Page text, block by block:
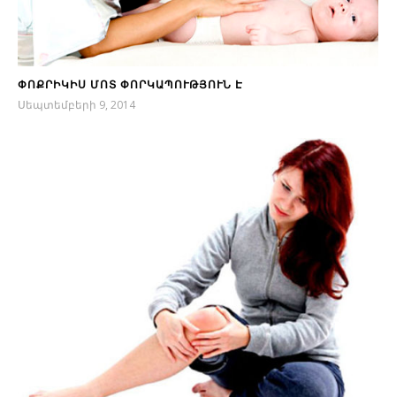
ՓՈՔՐԻԿԻՍ ՄՈՏ ՓՈՐԿԱՊՈՒԹՅՈՒՆ Է
Սեպտեմբերի 9, 2014